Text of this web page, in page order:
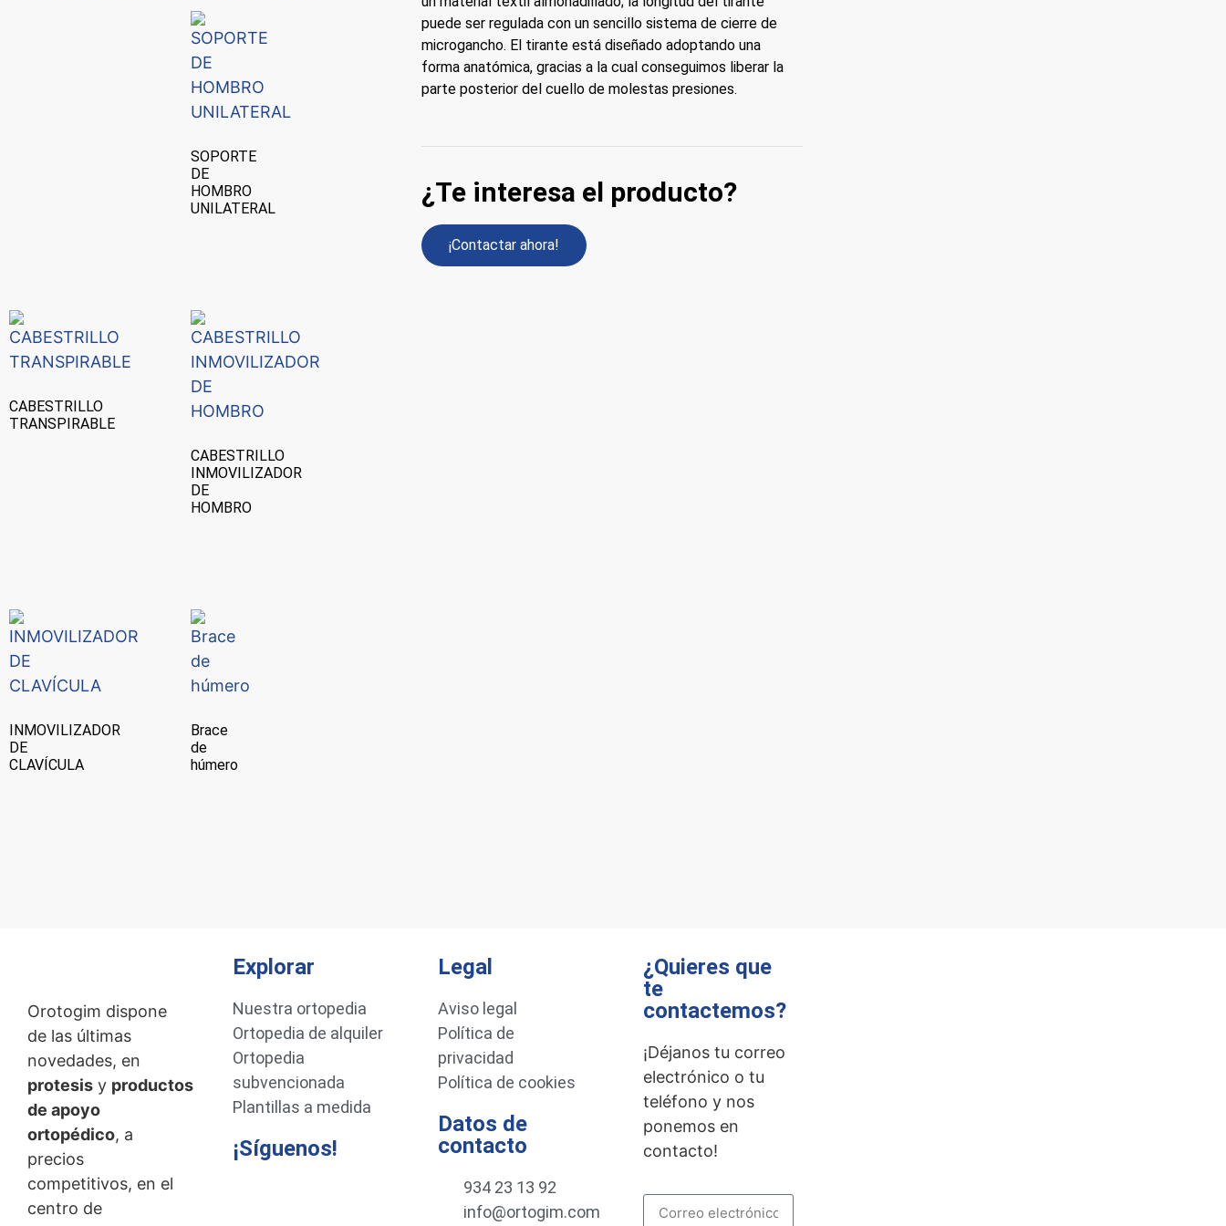
SOPORTE
DE
HOMBRO
UNILATERAL
CABESTRILLO
TRANSPIRABLE
CABESTRILLO
INMOVILIZADOR
DE
HOMBRO
INMOVILIZADOR
DE
CLAVÍCULA
Brace
de
húmero
puede ser regulada con un sencillo sistema de cierre de
microgancho. El tirante está diseñado adoptando una
forma anatómica, gracias a la cual conseguimos liberar la
parte posterior del cuello de molestas presiones.
¿Te interesa el producto?
¡Contactar ahora!
Orotogim dispone
de las últimas
novedades, en
protesis y productos
de apoyo
ortopédico, a
precios
competitivos, en el
centro de
Explorar
Nuestra ortopedia
Ortopedia de alquiler
Ortopedia
subvencionada
Plantillas a medida
¡Síguenos!
Legal
Aviso legal
Política de
privacidad
Política de cookies
Datos de
contacto
934 23 13 92
info@ortogim.com
¿Quieres que
te
contactemos?
¡Déjanos tu correo
electrónico o tu
teléfono y nos
ponemos en
contacto!